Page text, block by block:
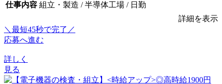
仕事内容 組立・製造 / 半導体工場 / 日勤
詳細を表示
＼最短45秒で完了／
応募へ進む
詳しく
見る